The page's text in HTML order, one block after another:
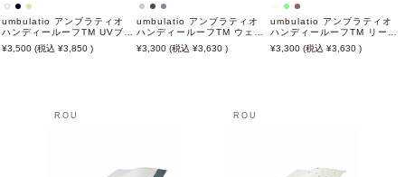
umbulatio アンブラティオ
ハンディールーフTM UVブロ
ック ポムフラワー 55cm 日
傘 雨傘 折りたたみ傘 晴雨兼
3,500 3,850
umbulatio アンブラティオ
ハンディールーフTM ウェー
ビーフレーム 60cm 日傘 雨
傘 折りたたみ傘 晴雨兼用
3,300 3,630
umbulatio アンブラティオ
ハンディールーフTM リーフ
60cm 日傘 雨傘 折りたたみ
傘 晴雨兼用
3,300 3,630
ROU ROU